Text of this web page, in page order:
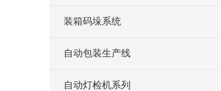
装箱码垛系统
自动包装生产线
自动灯检机系列